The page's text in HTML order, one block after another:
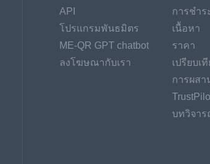
API
โปรแกรมพันธมิตร
ME-QR GPT chatbot
ลงโฆษณากับเรา
การชำร
เนื้อหา
ราคา
เปรียบเ
การผสา
บทวิจา